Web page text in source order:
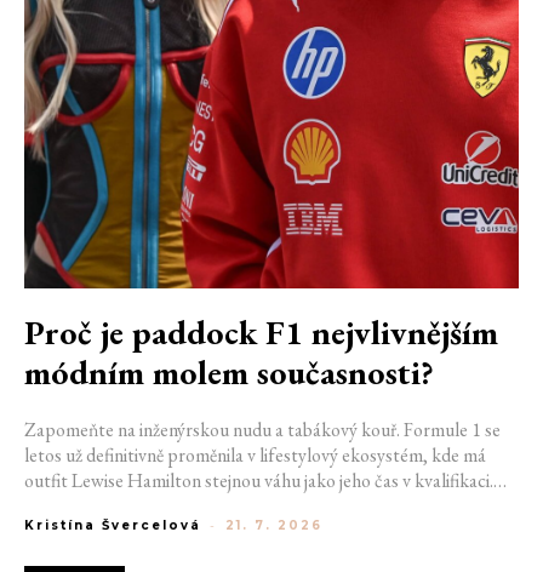
Proč je paddock F1 nejvlivnějším
módním molem současnosti?
Zapomeňte na inženýrskou nudu a tabákový kouř. Formule 1 se
letos už definitivně proměnila v lifestylový ekosystém, kde má
outfit Lewise Hamilton stejnou váhu jako jeho čas v kvalifikaci.
nové generace influencerů a fenoménu manželek a partnerek
Kristína Švercelová - 21. 7. 2026